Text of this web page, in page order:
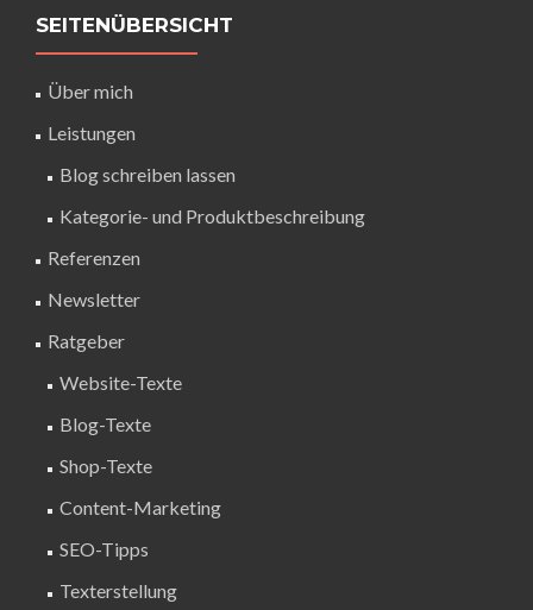
SEITENÜBERSICHT
Über mich
Leistungen
Blog schreiben lassen
Kategorie- und Produktbeschreibung
Referenzen
Newsletter
Ratgeber
Website-Texte
Blog-Texte
Shop-Texte
Content-Marketing
SEO-Tipps
Texterstellung